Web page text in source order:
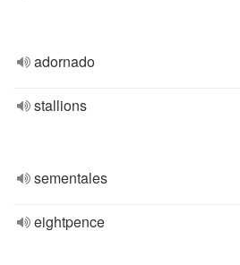
adornado
stallions
sementales
eightpence